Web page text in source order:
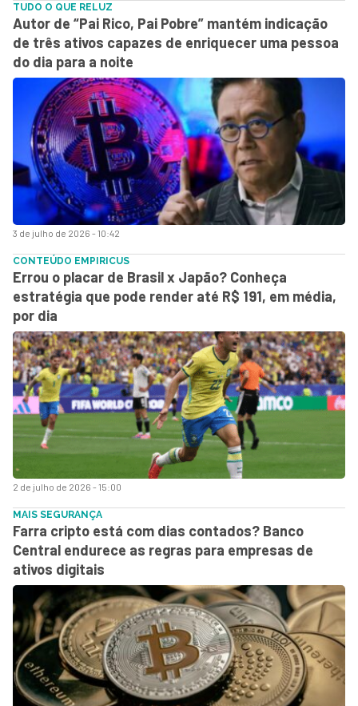
3 de julho de 2026 - 10:42
TUDO O QUE RELUZ
Autor de “Pai Rico, Pai Pobre” mantém indicação
de três ativos capazes de enriquecer uma pessoa
do dia para a noite
2 de julho de 2026 - 15:00
CONTEÚDO EMPIRICUS
Errou o placar de Brasil x Japão? Conheça
estratégia que pode render até R$ 191, em média,
por dia
MAIS SEGURANÇA
Farra cripto está com dias contados? Banco
Central endurece as regras para empresas de
ativos digitais